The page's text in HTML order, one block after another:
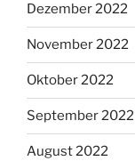
Dezember 2022
November 2022
Oktober 2022
September 2022
August 2022